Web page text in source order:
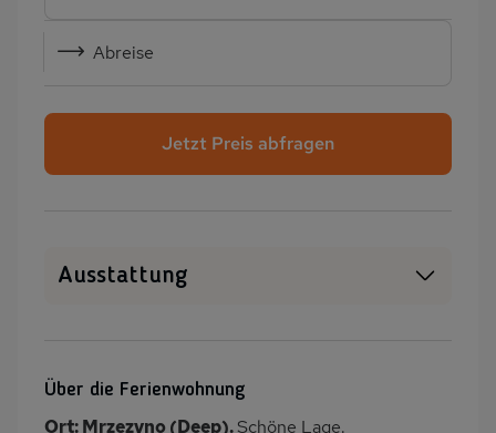
Abreise
Jetzt Preis abfragen
Ausstattung
Über die Ferienwohnung
Ort: Mrzezyno (Deep).Schöne Lage.